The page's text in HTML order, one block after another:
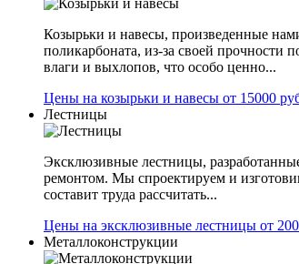
Козырьки и навесы, произведенные
поликарбоната, из-за своей прочности
влаги и выхлопов, что особо ценно...
Цены на козырьки и навесы от 15000
Лестницы
Эксклюзивные лестницы,
ремонтом. Мы спроектируем и
составит труда рассчитать...
Цены на эксклюзивные лестницы от
Металлоконструкции